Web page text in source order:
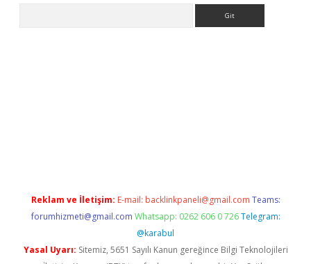
Reklam ve İletişim: E-mail: backlinkpaneli@gmail.com Teams:
forumhizmeti@gmail.com Whatsapp: 0262 606 0 726 Telegram:
@karabul
Yasal Uyarı: Sitemiz, 5651 Sayılı Kanun gereğince Bilgi Teknolojileri